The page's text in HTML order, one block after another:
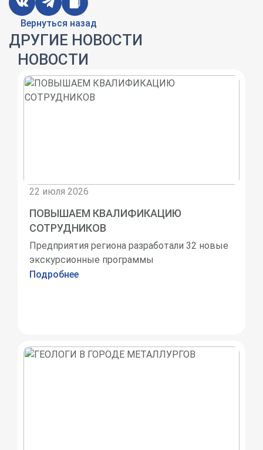
Вернуться назад
ДРУГИЕ НОВОСТИ
НОВОСТИ
22 июля 2026
ПОВЫШАЕМ КВАЛИФИКАЦИЮ
СОТРУДНИКОВ
Предприятия региона разработали 32 новые
экскурсионные программы
Подробнее